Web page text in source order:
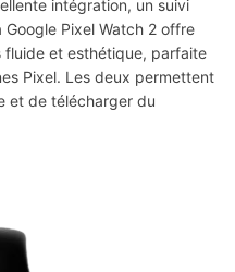
intégration, un suivi
Pixel Watch 2 offre
fluide et esthétique, parfaite
Pixel. Les deux permettent
et de télécharger du